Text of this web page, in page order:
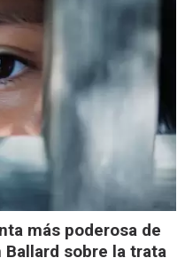
más poderosa de
sobre la trata